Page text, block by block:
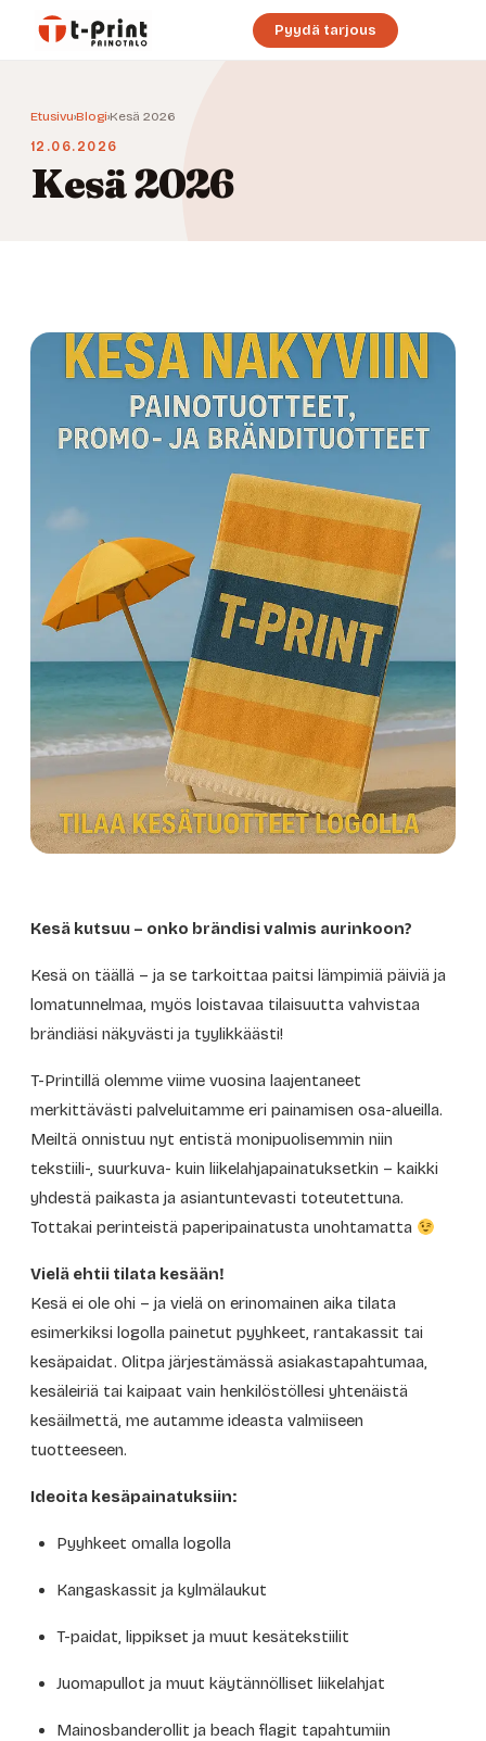
Pyydä tarjous
Etusivu›Blogi›Kesä 2026
12.06.2026
Kesä 2026
Kesä kutsuu – onko brändisi valmis aurinkoon?
Kesä on täällä – ja se tarkoittaa paitsi lämpimiä päiviä ja
lomatunnelmaa, myös loistavaa tilaisuutta vahvistaa
brändiäsi näkyvästi ja tyylikkäästi!
T-Printillä olemme viime vuosina laajentaneet
merkittävästi palveluitamme eri painamisen osa-alueilla.
Meiltä onnistuu nyt entistä monipuolisemmin niin
tekstiili-, suurkuva- kuin liikelahjapainatuksetkin – kaikki
yhdestä paikasta ja asiantuntevasti toteutettuna.
Tottakai perinteistä paperipainatusta unohtamatta
Vielä ehtii tilata kesään!
Kesä ei ole ohi – ja vielä on erinomainen aika tilata
esimerkiksi logolla painetut pyyhkeet, rantakassit tai
kesäpaidat. Olitpa järjestämässä asiakastapahtumaa,
kesäleiriä tai kaipaat vain henkilöstöllesi yhtenäistä
kesäilmettä, me autamme ideasta valmiiseen
tuotteeseen.
Ideoita kesäpainatuksiin:
Pyyhkeet omalla logolla
Kangaskassit ja kylmälaukut
T-paidat, lippikset ja muut kesätekstiilit
Juomapullot ja muut käytännölliset liikelahjat
Mainosbanderollit ja beach flagit tapahtumiin